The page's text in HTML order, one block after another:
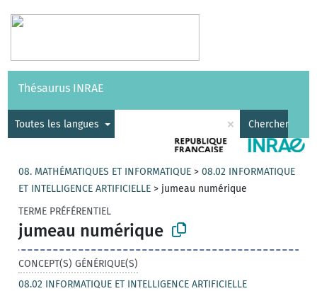
Vocabulaires API
Thésaurus INRAE
Toutes les langues × Chercher
08. MATHÉMATIQUES ET INFORMATIQUE >08.02 INFORMATIQUE
ET INTELLIGENCE ARTIFICIELLE > jumeau numérique
TERME PRÉFÉRENTIEL
jumeau numérique
CONCEPT(S) GÉNÉRIQUE(S)
08.02 INFORMATIQUE ET INTELLIGENCE ARTIFICIELLE